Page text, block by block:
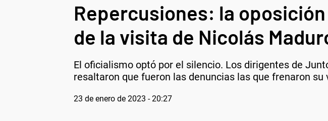
Repercusiones: la
de la visita de Nicolás
El oficialismo optó por el silencio. Los dirigentes de
resaltaron que fueron las denuncias las que frenaron su
23 de enero de 2023 - 20:27